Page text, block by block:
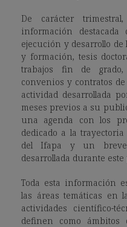
De carácter
información
ejecución y desarrollo
y formación, tesis
trabajos fin de grado,
convenios y contratos
actividad desarrollada
meses previos a su
una agenda con los
dedicado a la
del Ifapa y un
desarrollada durante este
Toda esta información
las áreas temáticas en
actividades científico-
definen como